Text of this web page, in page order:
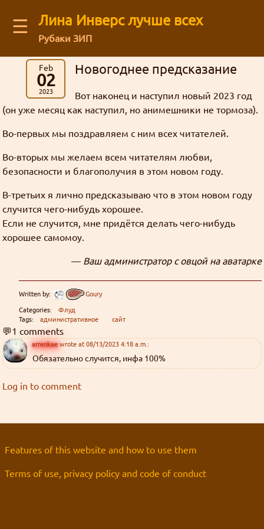
☰ Лина Инверс лучше всех
Рубаки ЗИП
You are not logged in
orregirsteran account
Feb
02
2023
Новогоднее предсказание
Вот наконец и наступил новый 2023 год
(он уже месяц как наступил, но анимешники не тормоза).
Во-первых мы поздравляем с ним всех читателей.
Во-вторых мы желаем всем читателям любви,
безопасности и благополучия в этом новом году.
В-третьих я лично предсказываю что в этом новом году
случится чего-нибудь хорошее.
Если не случится, мне придётся делать чего-нибудь
хорошее самомоу.
— Ваш администратор с овцой на аватарке
Written by:
Goury
Categories:
Флуд
Tags:
административное сайт
💬1 comments
arrenkaewrote at 08/13/2023 4:18 a.m.:
Обязательно случится, инфа 100%
Log in to comment
Message board
Feedback form
About our authors
Store
Архив старого форума
Можешь ли ты общаться с нами через
Дискорд?
Ввиду некоторых политических
действий, Дискорд может быть
недоступен в некоторых регионах. Мы
желающие смогут зайти в чат.
Нет
Да
You must log in to vote
You can check the results in archive when
the poll is closed
Аниме
Рубаки
Магия (17)
Культура (5)
Творчество (71)
Фанфики (63)
Переводы (26)
Флуд (3)
Всякие всякости (30)
Ня, кавай (3)
Рецензии (5)
Хорошие, добрые буквы
Хорошие, добрые картинки
(12)
Grammar nazi (3)
Новости (6)
Форум Slayers.RU
(12)
Latest blog comments:
Mega Brand Kikaku от 15.03.2026 (Вопросы месяца №174)
Джима
: На последний вопрос старичок
Кандзака на удивление прямо ответил 😺
Mega Brand Kikaku от 03.11.2025 (Вопросы месяца №170)
Mega Brand Kikaku от 04.10.2025 (Вопросы месяца №169)
Grabz: Как раз недавно вспоминал на
анимефоруме про Аматэру, гы.
Nous_Magus : Это хорошие новости. Надеюсь,
что развитие будет продолжаться.
Сборник вопросов месяца с 5 по 155
Goury : (ﾉ◕ヮ◕)ﾉ*:･ﾟ✧ ❤️
Золотые купоны были отправлены старым участникам
Grabz: Я хз че такое "OPT аутентификация",
Эрнст памаги! Двухфакторная что ли?
((╬ಠิ﹏ಠิ))
люди были 8 лет?
((╬ಠิ﹏ಠิ))
только-только дошли обновления днс записей
фанфик
Revolution Кселлос Мартина японский фанарт
административное Лина Инверс
жизнь форум
интервью ня грустно
ненависть
блог Рубаки
ответы
спам матчасть
Кандзака гостевая статья
мазоку
мироздание кавай политота новости
Aliza
перевод
фанарт Предупреждений нет
Recent visitors
Guests: 14
Members: 0
Features of this website and how to use them
Terms of use, privacy policy and code of conduct